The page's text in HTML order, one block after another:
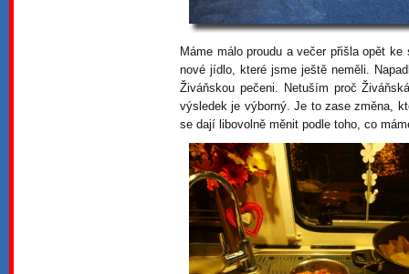
Máme málo proudu a večer přišla opět
nové jídlo, které jsme ještě neměli.
Živáňskou pečeni. Netuším proč
výsledek je výborný. Je to zase změna,
se dají libovolně měnit podle toho, co